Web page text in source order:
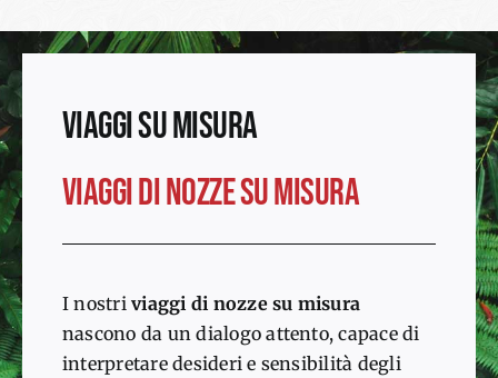
VIAGGISU MISURA
VIAGGI DI NOZZE SU MISURA
I nostriviaggi di nozze su misura
nascono da un dialogo attento, capace di
interpretare desideri e sensibilità degli